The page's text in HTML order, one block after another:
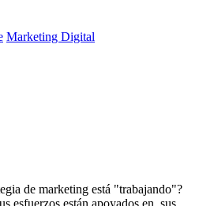
Marketing Digital
de marketing está "trabajando"?
esfuerzos están apoyados en sus